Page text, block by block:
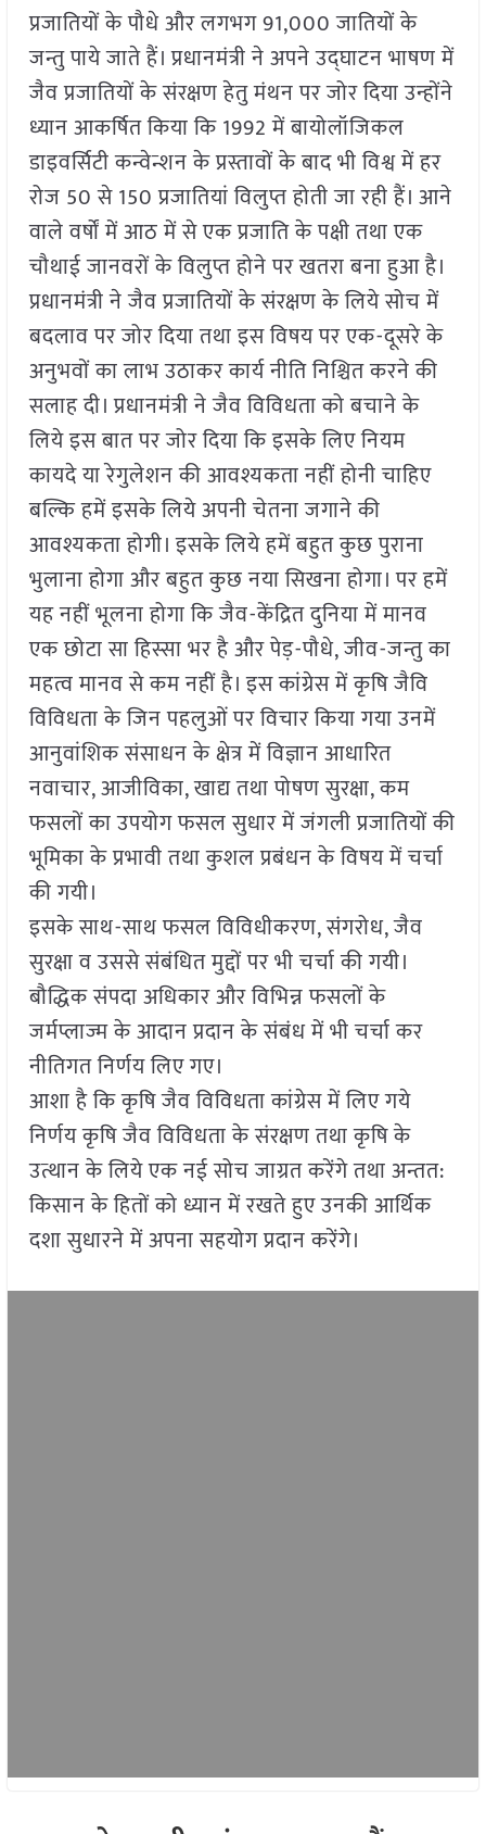
प्रजातियों के पौधे और लगभग 91,000 जातियों के
जन्तु पाये जाते हैं। प्रधानमंत्री ने अपने उद्घाटन भाषण में
जैव प्रजातियों के संरक्षण हेतु मंथन पर जोर दिया उन्होंने
ध्यान आकर्षित किया कि 1992 में बायोलॉजिकल
डाइवर्सिटी कन्वेन्शन के प्रस्तावों के बाद भी विश्व में हर
रोज 50 से 150 प्रजातियां विलुप्त होती जा रही हैं। आने
वाले वर्षों में आठ में से एक प्रजाति के पक्षी तथा एक
चौथाई जानवरों के विलुप्त होने पर खतरा बना हुआ है।
प्रधानमंत्री ने जैव प्रजातियों के संरक्षण के लिये सोच में
बदलाव पर जोर दिया तथा इस विषय पर एक-दूसरे के
अनुभवों का लाभ उठाकर कार्य नीति निश्चित करने की
सलाह दी। प्रधानमंत्री ने जैव विविधता को बचाने के
लिये इस बात पर जोर दिया कि इसके लिए नियम
कायदे या रेगुलेशन की आवश्यकता नहीं होनी चाहिए
बल्कि हमें इसके लिये अपनी चेतना जगाने की
आवश्यकता होगी। इसके लिये हमें बहुत कुछ पुराना
भुलाना होगा और बहुत कुछ नया सिखना होगा। पर हमें
यह नहीं भूलना होगा कि जैव-केंद्रित दुनिया में मानव
एक छोटा सा हिस्सा भर है और पेड़-पौधे, जीव-जन्तु का
महत्व मानव से कम नहीं है। इस कांग्रेस में कृषि जैवि
विविधता के जिन पहलुओं पर विचार किया गया उनमें
आनुवांशिक संसाधन के क्षेत्र में विज्ञान आधारित
नवाचार, आजीविका, खाद्य तथा पोषण सुरक्षा, कम
फसलों का उपयोग फसल सुधार में जंगली प्रजातियों की
भूमिका के प्रभावी तथा कुशल प्रबंधन के विषय में चर्चा
की गयी।
इसके साथ-साथ फसल विविधीकरण, संगरोध, जैव
सुरक्षा व उससे संबंधित मुद्दों पर भी चर्चा की गयी।
बौद्धिक संपदा अधिकार और विभिन्न फसलों के
जर्मप्लाज्म के आदान प्रदान के संबंध में भी चर्चा कर
नीतिगत निर्णय लिए गए।
आशा है कि कृषि जैव विविधता कांग्रेस में लिए गये
निर्णय कृषि जैव विविधता के संरक्षण तथा कृषि के
उत्थान के लिये एक नई सोच जाग्रत करेंगे तथा अन्तत:
किसान के हितों को ध्यान में रखते हुए उनकी आर्थिक
दशा सुधारने में अपना सहयोग प्रदान करेंगे।